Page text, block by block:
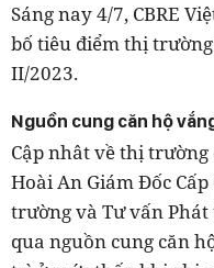
Sáng nay 4/7, CBRE
bố tiêu điểm thị
II/2023.
Nguồn cung căn hộ
Cập nhât về thị
Hoài An Giám Đốc
trường và Tư vấn Phát
qua nguồn cung căn